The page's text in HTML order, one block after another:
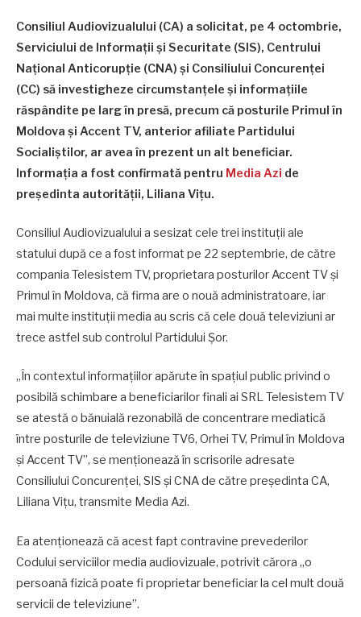
Consiliul Audiovizualului (CA) a solicitat, pe 4 octombrie,
Serviciului de Informații și Securitate (SIS), Centrului
Național Anticorupție (CNA) și Consiliului Concurenței
(CC) să investigheze circumstanțele și informațiile
răspândite pe larg în presă, precum că posturile Primul în
Moldova și Accent TV, anterior afiliate Partidului
Socialiștilor, ar avea în prezent un alt beneficiar.
Informația a fost confirmată pentru Media Azi de
președinta autorității, Liliana Vițu.
Consiliul Audiovizualului a sesizat cele trei instituții ale
statului după ce a fost informat pe 22 septembrie, de către
compania Telesistem TV, proprietara posturilor Accent TV și
Primul în Moldova, că firma are o nouă administratoare, iar
mai multe instituții media au scris că cele două televiziuni ar
trece astfel sub controlul Partidului Șor.
„În contextul informațiilor apărute în spațiul public privind o
posibilă schimbare a beneficiarilor finali ai SRL Telesistem TV
se atestă o bănuială rezonabilă de concentrare mediatică
între posturile de televiziune TV6, Orhei TV, Primul în Moldova
și Accent TV”, se menționează în scrisorile adresate
Consiliului Concurenței, SIS și CNA de către președinta CA,
Liliana Vițu, transmite Media Azi.
Ea atenționează că acest fapt contravine prevederilor
Codului serviciilor media audiovizuale, potrivit cărora „o
persoană fizică poate fi proprietar beneficiar la cel mult două
servicii de televiziune”.